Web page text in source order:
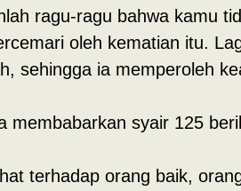
ragu-ragu bahwa kamu
oleh kematian itu.
sehingga ia memperoleh
membabarkan syair 125
terhadap orang baik,